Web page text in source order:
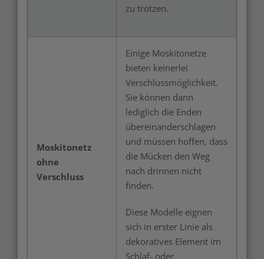
zu trotzen.
Moskitonetz
ohne
Verschluss
Einige Moskitonetze
bieten keinerlei
Verschlussmöglichkeit.
Sie können dann
lediglich die Enden
übereinanderschlagen
und müssen hoffen, dass
die Mücken den Weg
nach drinnen nicht
finden.
Diese Modelle eignen
sich in erster Linie als
dekoratives Element im
Schlaf- oder